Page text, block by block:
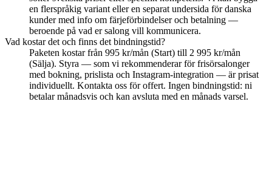
en flerspråkig variant eller en separat undersida för danska
kunder med info om färjeförbindelser och betalning —
beroende på vad er salong vill kommunicera.
Vad kostar det och finns det bindningstid?
Paketen kostar från 995 kr/mån (Start) till 2 995 kr/mån
(Sälja). Styra — som vi rekommenderar för frisörsalonger
med bokning, prislista och Instagram-integration — är prisat
individuellt. Kontakta oss för offert. Ingen bindningstid: ni
betalar månadsvis och kan avsluta med en månads varsel.